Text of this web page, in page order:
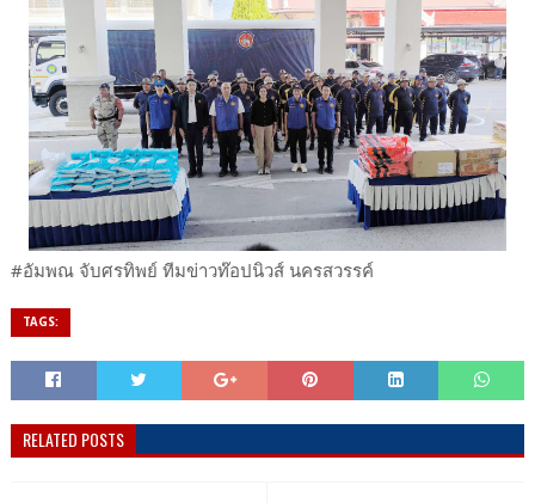
#อัมพณ จับศรทิพย์ ทีมข่าวท๊อปนิวส์ นครสวรรค์
TAGS:
RELATED POSTS